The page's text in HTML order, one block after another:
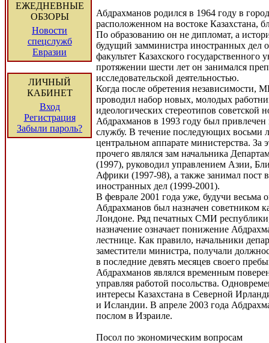
ЕЖЕДНЕВНЫЕ
ОБЗОРЫ
Новости
спецслужб
Евразии
ЛИЧНЫЙ
КАБИНЕТ
Вход
Регистрация
Забыли пароль?
Абдрахманов родился в 1964 году в
расположенном на востоке Казахстана,
По образованию он не дипломат, а
будущий замминистра иностранных дел
факультет Казахского государственного
протяжении шести лет он занимался
исследовательской деятельностью.
Когда после обретения независимости,
проводил набор новых, молодых
идеологических стереотипов советской
Абдрахманов в 1993 году был
службу. В течение последующих восьми
центральном аппарате министерства. За
прочего являлся зам начальника
(1997), руководил управлением Азии,
Африки (1997-98), а также занимал пост
иностранных дел (1999-2001).
В феврале 2001 года уже, будучи
Абдрахманов был назначен советником
Лондоне. Ряд печатных СМИ
назначение означает понижение
лестнице. Как правило, начальники
заместители министра, получали
в последние девять месяцев своего
Абдрахманов являлся временным
управляя работой посольства.
интересы Казахстана в Северной
и Исландии. В апреле 2003 года
послом в Израиле.
Посол по экономическим вопросам